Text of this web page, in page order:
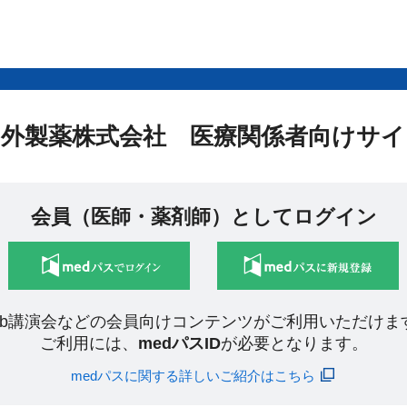
製薬株式会社 医療関係者向けサ
会員（医師・薬剤師）としてログイン
講演会などの会員向けコンテンツがご利用いただけま
ご利用には、 medパスIDが必要となります。
medパスに関する詳しいご紹介はこちら